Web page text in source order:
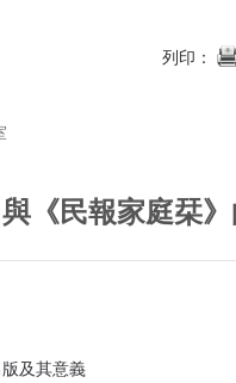
列印：
《民報家庭栞
及其意義